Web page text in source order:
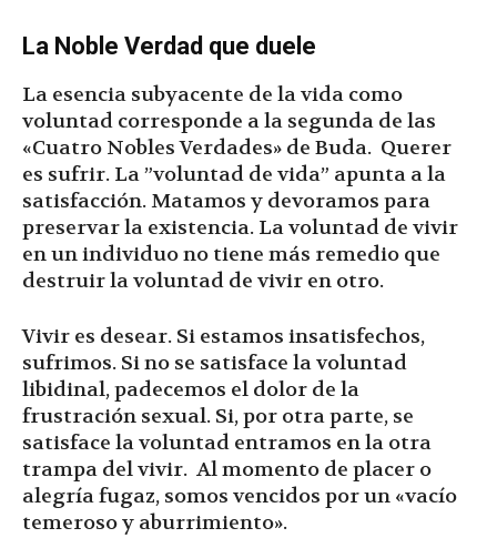
La Noble Verdad que duele
La esencia subyacente de la vida como
voluntad corresponde a la segunda de las
«Cuatro Nobles Verdades» de Buda. Querer
es sufrir. La ”voluntad de vida” apunta a la
satisfacción. Matamos y devoramos para
preservar la existencia. La voluntad de vivir
en un individuo no tiene más remedio que
destruir la voluntad de vivir en otro.
Vivir es desear. Si estamos insatisfechos,
sufrimos. Si no se satisface la voluntad
libidinal, padecemos el dolor de la
frustración sexual. Si, por otra parte, se
satisface la voluntad entramos en la otra
trampa del vivir. Al momento de placer o
alegría fugaz, somos vencidos por un «vacío
temeroso y aburrimiento».